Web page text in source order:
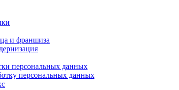
и франшиза
персональных данных
персональных данных